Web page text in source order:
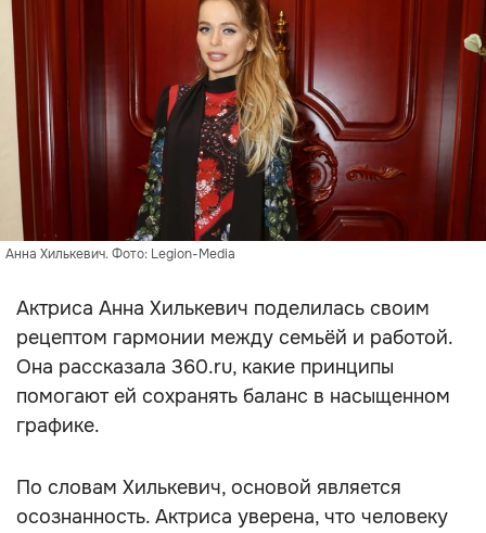
Анна Хилькевич. Фото: Legion-Media
Актриса Анна Хилькевич поделилась своим
рецептом гармонии между семьёй и работой.
Она рассказала 360.ru, какие принципы
помогают ей сохранять баланс в насыщенном
графике.
По словам Хилькевич, основой является
осознанность. Актриса уверена, что человеку